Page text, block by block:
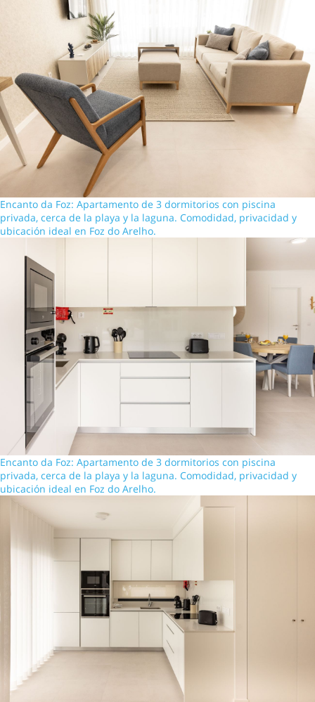
Encanto da Foz: Apartamento de 3 dormitorios con piscina
privada, cerca de la playa y la laguna. Comodidad, privacidad y
ubicación ideal en Foz do Arelho.
Encanto da Foz: Apartamento de 3 dormitorios con piscina
privada, cerca de la playa y la laguna. Comodidad, privacidad y
ubicación ideal en Foz do Arelho.